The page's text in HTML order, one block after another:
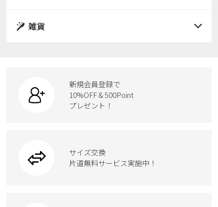
スニーカー
カジュアルシューズ
ワークシューズ
ウェア
ローファー
ブーツ
サンダル
スクール
ボディバッグ
ハンドバッグ
トートバッグ
雑貨
ケア用品
新規会員登録で
10%OFF & 500Point
プレゼント！
サイズ交換
片道無料サービス実施中！